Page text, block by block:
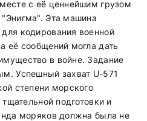
с её ценнейшим грузом
Эта машина
кодирования военной
её сообщений могла дать
в войне. Задание
Успешный захват U-571
степени морского
подготовки и
моряков должна была не